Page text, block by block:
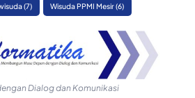
(7) Wisuda PPMI Mesir(6)
Dialog dan Komunikasi